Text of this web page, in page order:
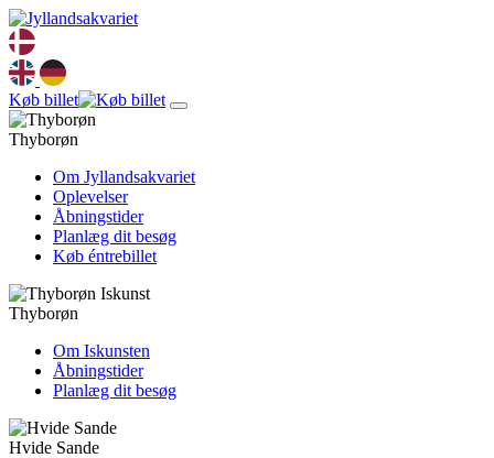
Køb billet
Thyborøn
Om Jyllandsakvariet
Oplevelser
Åbningstider
Planlæg dit besøg
Køb éntrebillet
Thyborøn
Om Iskunsten
Åbningstider
Planlæg dit besøg
Hvide Sande